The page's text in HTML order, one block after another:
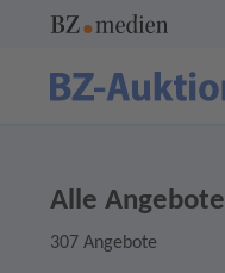
Alle Angebote
307 Angebote